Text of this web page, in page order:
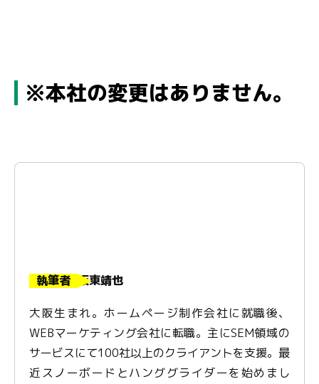
※本社の変更はありません。
執筆者 坂東靖也
大阪生まれ。ホームページ制作会社に就職後、
WEBマーケティング会社に転職。主にSEM領域の
サービスにて100社以上のクライアントを支援。最
近スノーボードとハンググライダーを始めまし